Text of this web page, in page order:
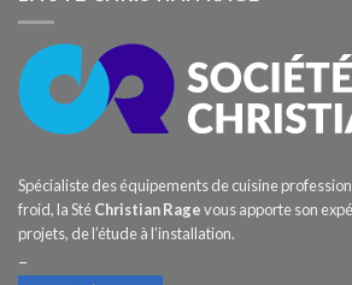
Spécialiste des équipements de cuisine
froid, la StéChristian Ragevous apporte son
projets, de l’étude à l’installation.
–